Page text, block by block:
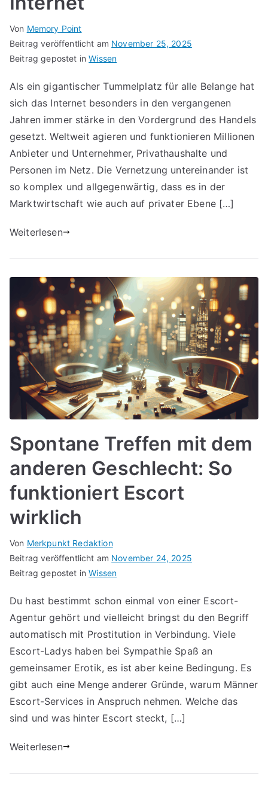
Von Memory Point
Beitrag veröffentlicht am November 25, 2025
Beitrag gepostet inWissen
Als ein gigantischer Tummelplatz für alle Belange hat
sich das Internet besonders in den vergangenen
Jahren immer stärke in den Vordergrund des Handels
gesetzt. Weltweit agieren und funktionieren Millionen
Anbieter und Unternehmer, Privathaushalte und
Personen im Netz. Die Vernetzung untereinander ist
so komplex und allgegenwärtig, dass es in der
Marktwirtschaft wie auch auf privater Ebene […]
Weiterlesen
Spontane Treffen mit dem
anderen Geschlecht: So
funktioniert Escort
wirklich
Von Merkpunkt Redaktion
Beitrag veröffentlicht am November 24, 2025
Beitrag gepostet inWissen
Du hast bestimmt schon einmal von einer Escort-
Agentur gehört und vielleicht bringst du den Begriff
automatisch mit Prostitution in Verbindung. Viele
Escort-Ladys haben bei Sympathie Spaß an
gemeinsamer Erotik, es ist aber keine Bedingung. Es
gibt auch eine Menge anderer Gründe, warum Männer
Escort-Services in Anspruch nehmen. Welche das
sind und was hinter Escort steckt, […]
Weiterlesen